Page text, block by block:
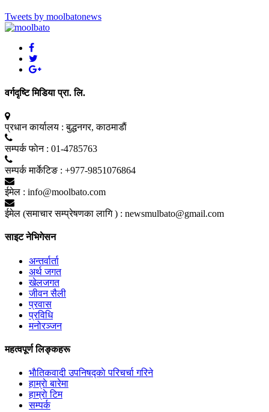
Tweets by moolbatonews
वर्गदृष्टि मिडिया प्रा. लि.
प्रधान कार्यालय : बुद्धनगर, काठमाडाैं
सम्पर्क फाेन : 01-4785763
सम्पर्क मार्केटिङ : +977-9851076864
ईमेल : info@moolbato.com
ईमेल (समाचार सम्प्रेषणका लागि ) : newsmulbato@gmail.com
साइट नेभिगेसन
अन्तर्वार्ता
अर्थ जगत
खेलजगत
जीवन सैली
प्रवास
प्रविधि
मनोरञ्जन
महत्वपूर्ण लिङ्कहरू
भाैतिकवादी उपनिषद्काे परिचर्चा गरिने
हाम्राे बारेमा
हाम्राे टिम
सम्पर्क